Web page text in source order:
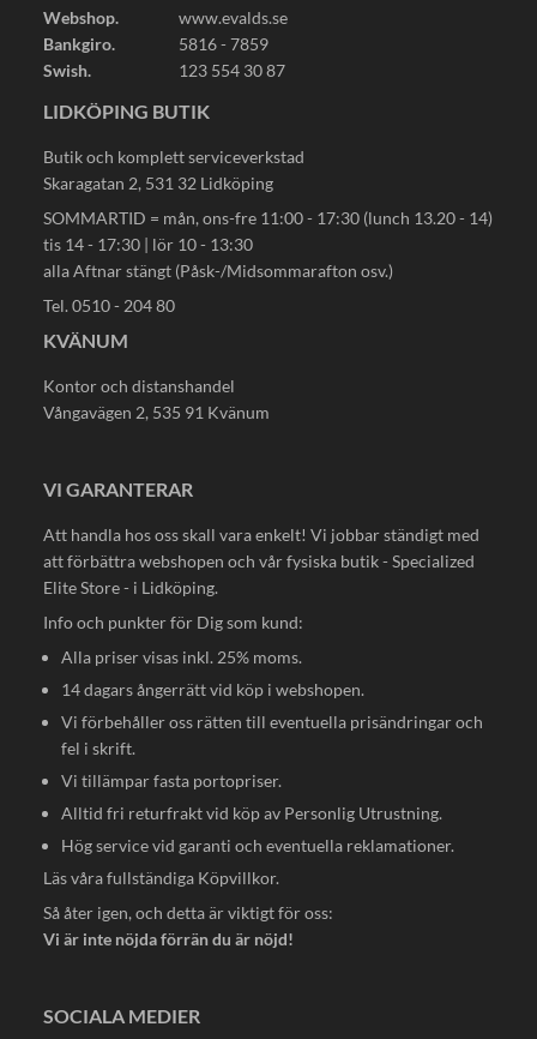
Webshop.
www.evalds.se
Bankgiro.
5816 - 7859
Swish.
123 554 30 87
LIDKÖPING BUTIK
Butik och komplett serviceverkstad
Skaragatan 2, 531 32 Lidköping
SOMMARTID = mån, ons-fre 11:00 - 17:30 (lunch 13.20 - 14)
tis 14 - 17:30 | lör 10 - 13:30
alla Aftnar stängt (Påsk-/Midsommarafton osv.)
Tel. 0510 - 204 80
KVÄNUM
Kontor och distanshandel
Vångavägen 2, 535 91 Kvänum
VI GARANTERAR
Att handla hos oss skall vara enkelt! Vi jobbar ständigt med
att förbättra webshopen och vår fysiska butik - Specialized
Elite Store - i Lidköping.
Info och punkter för Dig som kund:
Alla priser visas inkl. 25% moms.
14 dagars ångerrätt vid köp i webshopen.
Vi förbehåller oss rätten till eventuella prisändringar och
fel i skrift.
Vi tillämpar fasta portopriser.
Alltid fri returfrakt vid köp av Personlig Utrustning.
Hög service vid garanti och eventuella reklamationer.
Läs våra fullständiga Köpvillkor.
Så åter igen, och detta är viktigt för oss:
Vi är inte nöjda förrän du är nöjd!
SOCIALA MEDIER